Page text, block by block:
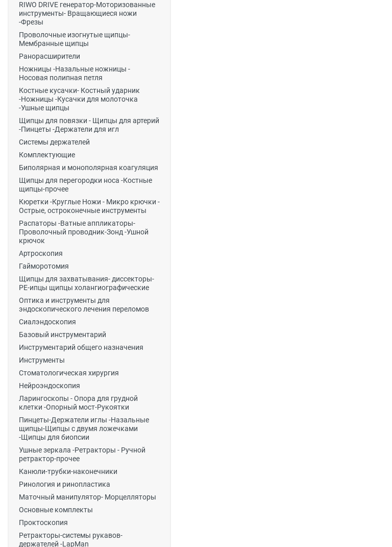
RIWO DRIVE генератор-Моторизованные
инструменты- Вращающиеся ножи
-Фрезы
Проволочные изогнутые щипцы-
Мембранные щипцы
Ранорасширители
Ножницы -Назальные ножницы -
Носовая полипная петля
Костные кусачки- Костный ударник
-Ножницы -Кусачки для молоточка
-Ушные щипцы
Щипцы для повязки - Щипцы для артерий
-Пинцеты -Держатели для игл
Системы держателей
Комплектующие
Биполярная и монополярная коагуляция
Щипцы для перегородки носа -Костные
щипцы-прочее
Кюретки -Круглые Ножи - Микро крючки -
Острые, остроконечные инструменты
Распаторы -Ватные аппликаторы-
Проволочный проводник-Зонд -Ушной
крючок
Артроскопия
Гайморотомия
Щипцы для захватывания- диссекторы-
РЕ-ипцы щипцы холангиографические
Оптика и инструменты для
эндоскопического лечения переломов
Сиалэндоскопия
Базовый инструментарий
Инструментарий общего назначения
Инструменты
Стоматологическая хирургия
Нейроэндоскопия
Ларингоскопы - Опора для грудной
клетки -Опорный мост-Рукоятки
Пинцеты-Держатели иглы -Назальные
щипцы-Щипцы с двумя ложечками
-Щипцы для биопсии
Ушные зеркала -Ретракторы - Ручной
ретрактор-прочее
Канюли-трубки-наконечники
Ринология и ринопластика
Маточный манипулятор- Морцелляторы
Основные комплекты
Проктоскопия
Ретракторы-системы рукавов-
держателей -LapMan